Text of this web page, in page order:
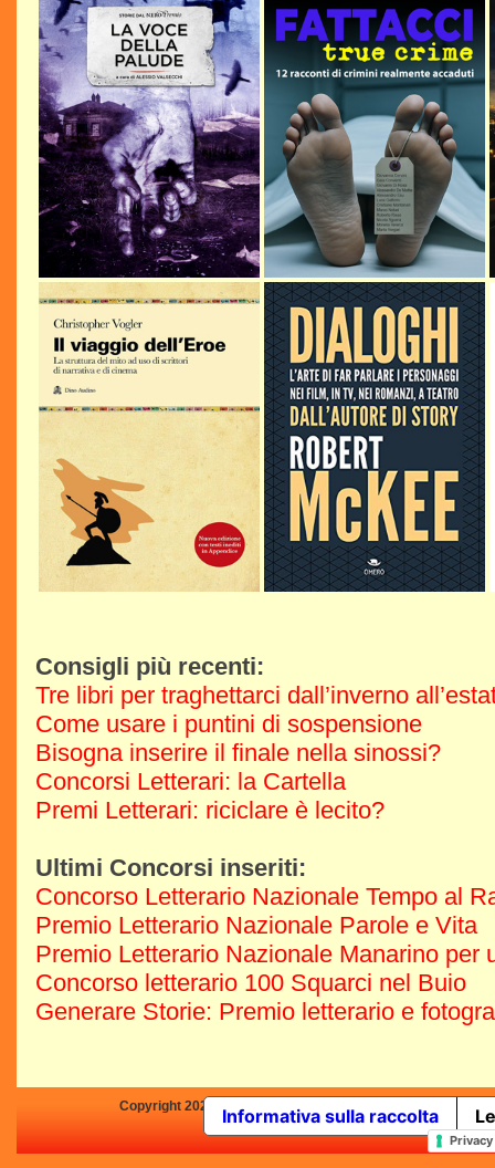
Consigli più recenti:
Tre libri per traghettarci dall’inverno
Come usare i puntini di sospensione
Bisogna inserire il finale nella sinossi?
Concorsi Letterari: la Cartella
Premi Letterari: riciclare è lecito?
Ultimi Concorsi inseriti:
Concorso Letterario Nazionale Tempo al
Premio Letterario Nazionale Parole e Vita
Premio Letterario Nazionale Manarino per
Concorso letterario 100 Squarci nel Buio
Generare Storie: Premio letterario e
Copyright 2025 by Concorsi-Letterari.it - P.IVA
In qualità di Affiliato
Informativa sulla raccolta